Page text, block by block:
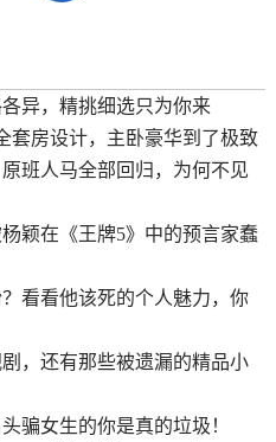
异，精挑细选只为你来
套房设计，主卧豪华到了极致
班人马全部回归，为何不见
颖在《王牌5》中的预言家蠢
看看他该死的个人魅力，你
，还有那些被遗漏的精品小
骗女生的你是真的垃圾！